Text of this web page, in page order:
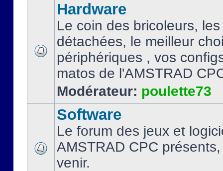
Hardware
Le coin des bricoleurs,
détachées, le meilleur
périphériques , vos
matos de l'AMSTRAD
Modérateur: poulette73
Software
Le forum des jeux et
AMSTRAD CPC
venir.